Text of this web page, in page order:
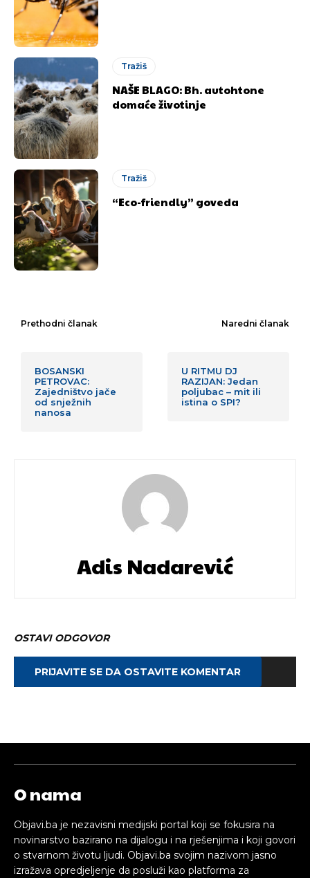
Tražiš
NAŠE BLAGO: Bh. autohtone
domaće životinje
Tražiš
“Eco-friendly” goveda
Prethodni članak
BOSANSKI
PETROVAC:
Zajedništvo jače
od snježnih
nanosa
Naredni članak
U RITMU DJ
RAZIJAN: Jedan
poljubac – mit ili
istina o SPI?
Adis Nadarević
OSTAVI ODGOVOR
PRIJAVITE SE DA OSTAVITE KOMENTAR
O nama
Objavi.ba je nezavisni medijski portal koji se fokusira na
novinarstvo bazirano na dijalogu i na rješenjima i koji govori
o stvarnom životu ljudi. Objavi.ba svojim nazivom jasno
izražava opredjeljenje da posluži kao platforma za